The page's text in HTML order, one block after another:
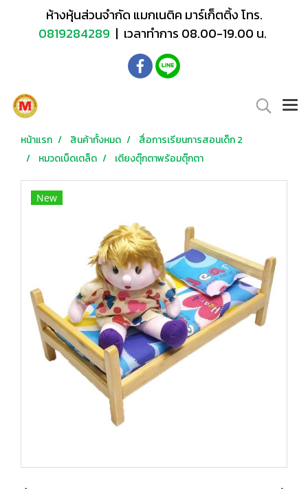
ห้างหุ้นส่วนจำกัด แมกเนติค มาร์เก็ตติ้ง โทร.
0819284289 | เวลาทำการ 08.00-19.00 น.
หน้าแรก สินค้าทั้งหมด
สื่อการเรียนการสอนเด็ก 2
หมวดเบ็ดเตล็ด
เตียงตุ๊กตาพร้อมตุ๊กตา
New